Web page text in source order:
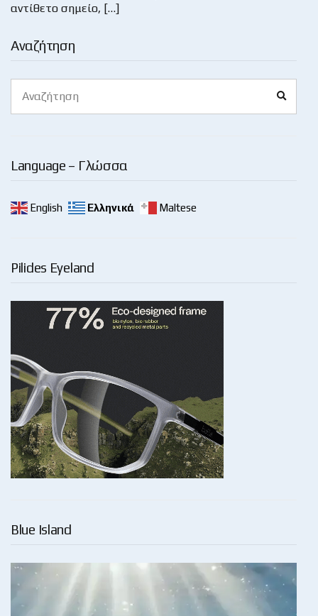
Αναζήτηση
for:
Language – Γλώσσα
English Ελληνικά Maltese
Pilides Eyeland
Blue Island
αντίθετο σημείο, […]